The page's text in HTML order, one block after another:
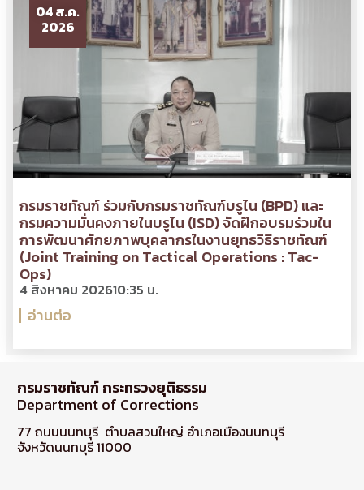
04 ส.ค.
2026
กรมราชทัณฑ์ ร่วมกับกรมราชทัณฑ์บรูไน (BPD) และ
กรมความมั่นคงภายในบรูไน (ISD) จัดฝึกอบรมร่วมใน
การพัฒนาศักยภาพบุคลากรในงานยุทธวิธีราชทัณฑ์
(Joint Training on Tactical Operations : Tac-
Ops)
4 สิงหาคม 202610:35 น.
อ่านต่อ
กรมราชทัณฑ์ กระทรวงยุติธรรม
Department of Corrections
77 ถนนนนทบุรี ตำบลสวนใหญ่ อำเภอเมืองนนทบุรี
จังหวัดนนทบุรี 11000